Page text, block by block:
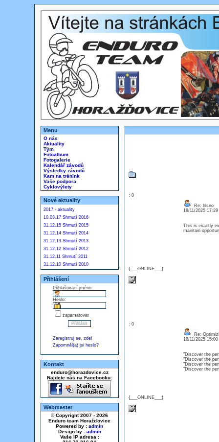
Menu
O nás
Aktuality
Tým
Fotoalbum
Fotogalerie
Kalendář závodů
Výsledky závodů
Kam na trénink
Vaše podpora
Cyklovýlety
Nové aktuality
2017 - aktuality
10.03.17 Shrnutí 2016
31.12.15 Shrnutí 2015
31.12.14 Shrnutí 2014
31.12.13 Shrnutí 2013
31.12.12 Shrnutí 2012
31.12.11 Shrnutí 2011
31.12.10 Shrnutí 2010
Přihlášení
Přihlašovací jméno:
Heslo:
zapamatovat
Zaregistruj se, zde!
Zapomněl(a) jsi heslo?
Kontakt
enduro@horazdovice.cz
Najdete nás na Facebooku:
Webmaster
© Copyright 2007 - 2026
Enduro team Horažďovice
Powered by : admin
Design by : admin
Vaše IP adresa :
: 0
{___ONLINE___}
Re: hlseo
18/11/2025
This is exactly
maintain
: 0
{___ONLINE___}
Re:
18/11/2025
"Discover the
"Discover the
"Discover the
"Discover the